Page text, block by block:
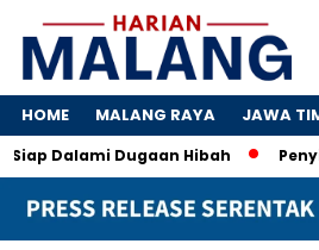
HOME MALANG RAYA JAWA
Dalami Dugaan Hibah